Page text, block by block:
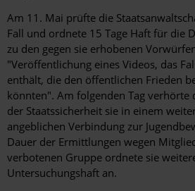
Am 11. Mai prüfte die
Fall und ordnete 15 Tage Haft für die
zu den gegen sie erhobenen
"Veröffentlichung eines Videos, das
enthält, die den öffentlichen Frieden
könnten". Am folgenden Tag verhörte
der Staatssicherheit sie in einem
angeblichen Verbindung zur
Dauer der Ermittlungen wegen
verbotenen Gruppe ordnete sie
Untersuchungshaft an.